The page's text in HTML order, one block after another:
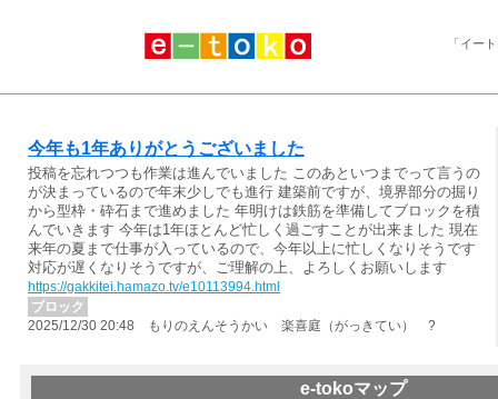
「イー
今年も1年ありがとうございました
投稿を忘れつつも作業は進んでいました このあといつまでって言うの
が決まっているので年末少しでも進行 建築前ですが、境界部分の掘り
から型枠・砕石まで進めました 年明けは鉄筋を準備してブロックを積
んでいきます 今年は1年ほとんど忙しく過ごすことが出来ました 現在
来年の夏まで仕事が入っているので、今年以上に忙しくなりそうです
対応が遅くなりそうですが、ご理解の上、よろしくお願いします
https://gakkitei.hamazo.tv/e10113994.html
ブロック
2025/12/30 20:48 もりのえんそうかい 楽喜庭（がっきてい） ?
e-tokoマップ